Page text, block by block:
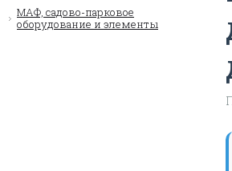
МАФ, садово-парковое
оборудование и элементы